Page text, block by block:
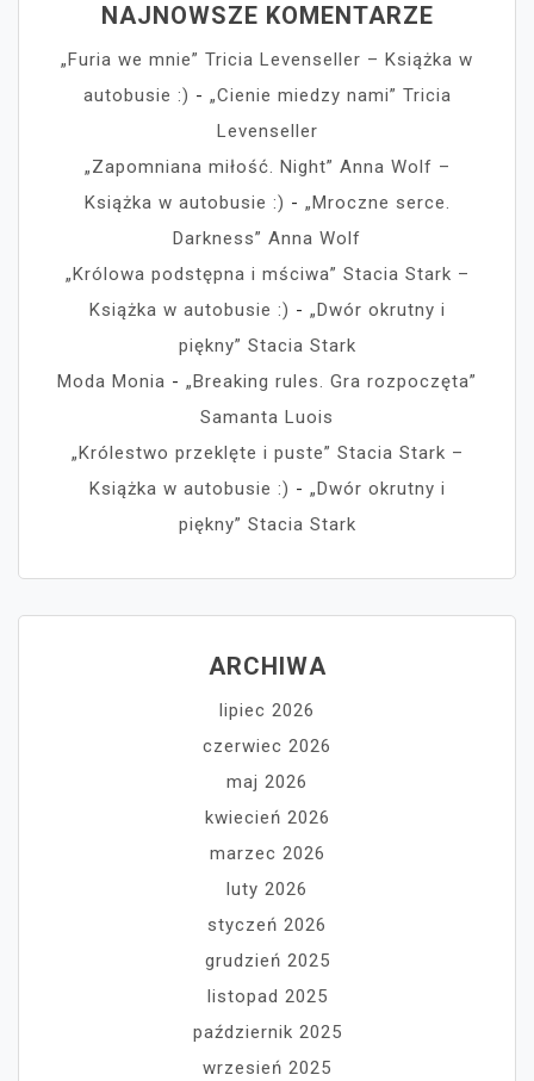
NAJNOWSZE KOMENTARZE
„Furia we mnie” Tricia Levenseller – Książka w
autobusie :) - „Cienie miedzy nami” Tricia
Levenseller
„Zapomniana miłość. Night” Anna Wolf –
Książka w autobusie :) - „Mroczne serce.
Darkness” Anna Wolf
„Królowa podstępna i mściwa” Stacia Stark –
Książka w autobusie :) - „Dwór okrutny i
piękny” Stacia Stark
Moda Monia - „Breaking rules. Gra rozpoczęta”
Samanta Luois
„Królestwo przeklęte i puste” Stacia Stark –
Książka w autobusie :) - „Dwór okrutny i
piękny” Stacia Stark
ARCHIWA
lipiec 2026
czerwiec 2026
maj 2026
kwiecień 2026
marzec 2026
luty 2026
styczeń 2026
grudzień 2025
listopad 2025
październik 2025
wrzesień 2025